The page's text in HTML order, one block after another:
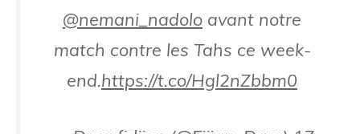
@nemani_nadolo avant notre
match contre les Tahs ce week-
end.https://t.co/Hgl2nZbbm0